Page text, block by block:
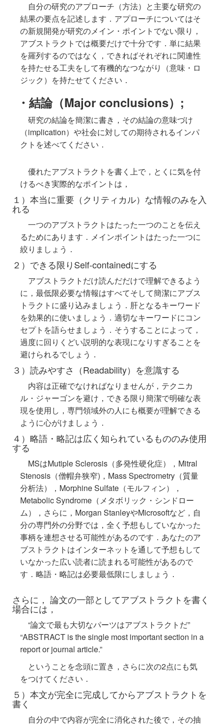
自分の研究のアプローチ（方法）と主要な研究の
結果の要点を記述します．アプローチについてはそ
の新規開発が研究のメイン・ポイントでない限り，
アブストラクトでは概要だけで十分です．単に結果
を羅列するのではなく，できればそれぞれに関連性
を持たせる工夫をして有機的なつながり（意味・ロ
ジック）を持たせてください．
・結論（Major conclusions）;
研究の結論を簡潔に書き，その結論の意味づけ
（implication）や社会に対しての期待されるインパ
クトを述べてください．
優れたアブストラクトを書く上で，とくに気を付
けるべき実際的なポイントは，
１）本当に重要（クリティカル）な情報のみを入
れる
一つのアブストラクトはたった一つのことを伝え
るためにあります．メインポイントはたった一つに
絞りましょう．
２）できる限りSelf-containedにする
アブストラクトだけ読んだだけで理解できるよう
に，最低限必要な情報はすべてそして簡潔にアブス
トラクトに盛り込みましょう．肝となるキーワード
を効果的に使いましょう．適切なキーワードにコン
セプトを語らせましょう．そうすることによって，
過度に回りくどい説明的な表現になりすぎることを
避けられるでしょう．
３）読みやすさ（Readability）を意識する
内容は正確でなければなりませんが，テクニカ
ル・ジャーゴンを避け，できる限り簡潔で明確な表
現を使用し，専門領域外の人にも概要が理解できる
ように心がけましょう．
４）略語・略記は広く知られているもののみ使用
する
MSはMutiple Sclerosis（多発性硬化症），Mitral
Stenosis（僧帽弁狭窄)，Mass Spectrometry（質量
分析法），Morphine Sulfate（モルフィン），
Metabolic Syndrome（メタボリック・シンドロー
ム），さらに，Morgan StanleyやMicrosoftなど，自
分の専門外の分野では，全く予想もしていなかった
事柄を連想させる可能性があるのです．あなたのア
ブストラクトはインターネットを通して予想もして
いなかった広い読者に読まれる可能性があるので
す．略語・略記は必要最低限にしましょう．
さらに， 論文の一部としてアブストラクトを書く
場合には，
“論文で最も大切なパーツはアブストラクトだ”
“ABSTRACT is the single most important section in a
report or journal article.”
ということを念頭に置き，さらに次の2点にも気
をつけてください．
５）本文が完全に完成してからアブストラクトを
書く
自分の中で内容が完全に消化された後で，その抽